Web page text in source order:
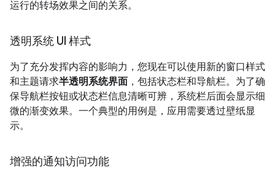
运行的转场效果之间的关系。
透明系统 UI 样式
为了充分发挥内容的影响力，您现在可以使用新的窗口样式
和主题请求半透明系统界面 ，包括状态栏和导航栏。为了确
保导航栏按钮或状态栏信息清晰可辨，系统栏后面会显示细
微的渐变效果。一个典型的用例是，应用需要透过壁纸显
示。
增强的通知访问功能